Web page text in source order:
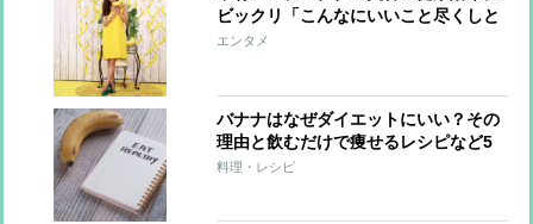
ビックリ「こんなにいいこと尽くしと
は！」
エンタメ
バナナはなぜダイエットにいい？その
理由と飲むだけで痩せるレシピなど5
選まとめ
料理・レシピ